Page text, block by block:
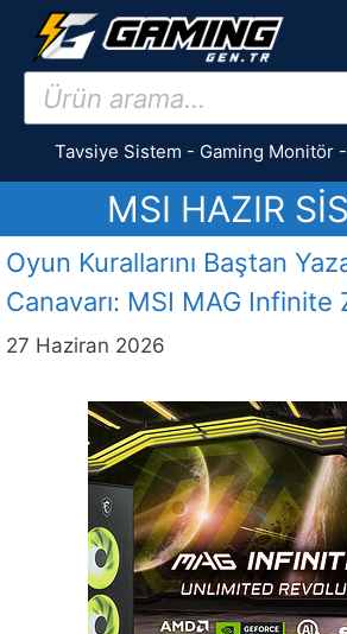
İçeriğe
Products
search
Tavsiye Sistem - Gaming Monitör -
MSI HAZIR
Oyun Kurallarını Baştan
Canavarı: MSI MAG Infinite
27 Haziran 2026